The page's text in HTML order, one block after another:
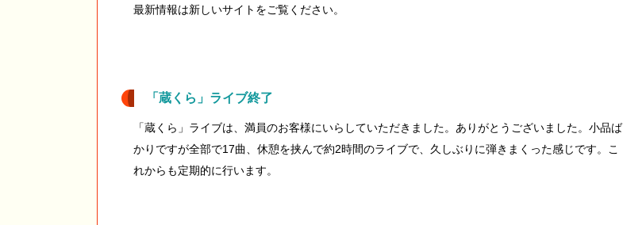
最新情報は新しいサイトをご覧ください。
「蔵くら」ライブ終了
「蔵くら」ライブは、満員のお客様にいらしていただきました。ありがとうございました。小品ば
かりですが全部で17曲、休憩を挟んで約2時間のライブで、久しぶりに弾きまくった感じです。こ
れからも定期的に行います。